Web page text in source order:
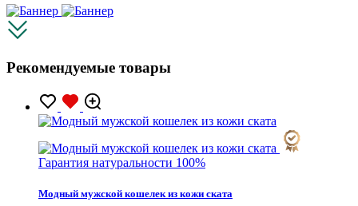
Рекомендуемые товары
Гарантия натуральности 100%
Модный мужской кошелек из кожи ската